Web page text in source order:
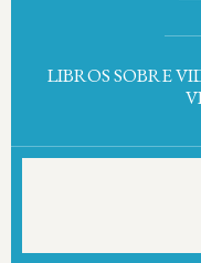
LIBROS SOBRE